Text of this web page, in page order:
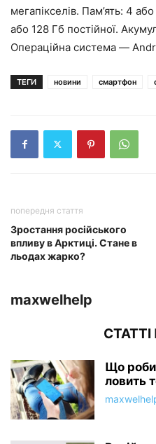
мегапікселів. Пам’ять: 4
або 128 Гб постійної.
Операційна система —
ТЕГИ новини смартфон
попередня стаття
Зростання російського
впливу в Арктиці. Стане в
льодах жарко?
maxwelhelp
Що
ловить